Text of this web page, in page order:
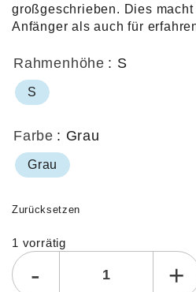
großgeschrieben. Dies
Anfänger als auch für
Rahmenhöhe : S
S
Farbe : Grau
Grau
Zurücksetzen
1 vorrätig
- +